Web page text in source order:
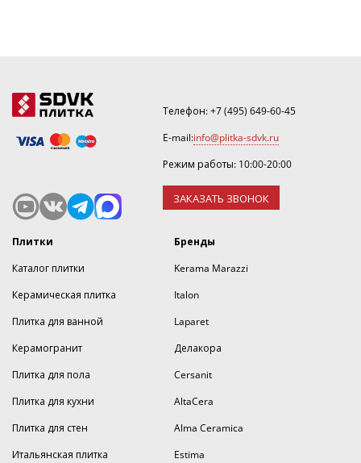
Телефон:+7 (495) 649-60-45
E-mail:info@plitka-sdvk.ru
Режим работы: 10:00-20:00
ЗАКАЗАТЬ ЗВОНОК
Плитки
Каталог плитки
Керамическая плитка
Плитка для ванной
Керамогранит
Плитка для пола
Плитка для кухни
Плитка для стен
Итальянская плитка
Бренды
Kerama Marazzi
Italon
Laparet
Делакора
Cersanit
AltaCera
Alma Ceramica
Estima